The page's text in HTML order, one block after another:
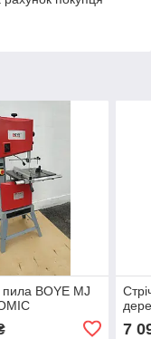
пила BOYE MJ
7